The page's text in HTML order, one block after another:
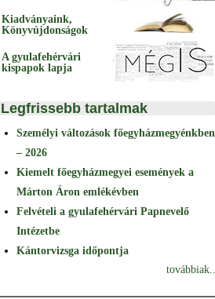
Kiadványaink,
Könyvújdonságok
A gyulafehérvári
kispapok lapja
Legfrissebb tartalmak
Személyi változások főegyházmegyénkben
– 2026
Kiemelt főegyházmegyei események a
Márton Áron emlékévben
Felvételi a gyulafehérvári Papnevelő
Intézetbe
Kántorvizsga időpontja
továbbiak...